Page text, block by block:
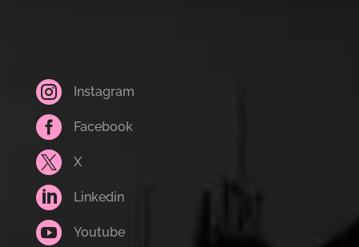
 Instagram
 Facebook
 X
 Linkedin
 Youtube